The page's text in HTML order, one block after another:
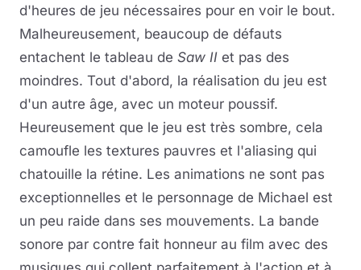
d'heures de jeu nécessaires pour en voir le bout.
Malheureusement, beaucoup de défauts
entachent le tableau de Saw II et pas des
moindres. Tout d'abord, la réalisation du jeu est
d'un autre âge, avec un moteur poussif.
Heureusement que le jeu est très sombre, cela
camoufle les textures pauvres et l'aliasing qui
chatouille la rétine. Les animations ne sont pas
exceptionnelles et le personnage de Michael est
un peu raide dans ses mouvements. La bande
sonore par contre fait honneur au film avec des